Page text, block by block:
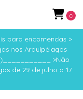
para encomendas >
nos Arquipélagos
>Não
de 29 de julho a 17
0